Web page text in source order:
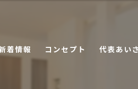
着情報 コンセプト 代表あい